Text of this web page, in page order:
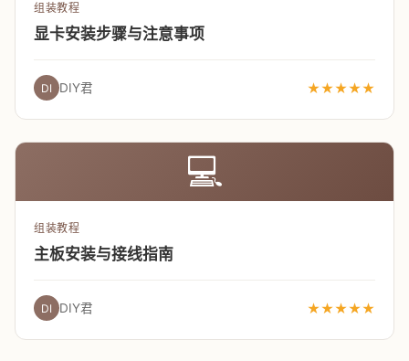
组装教程
显卡安装步骤与注意事项
DI DIY君 ★★★★★
💻
组装教程
主板安装与接线指南
DI DIY君 ★★★★★